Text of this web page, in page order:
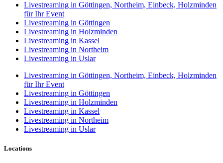
Livestreaming in Göttingen, Northeim, Einbeck, Holzminden
für Ihr Event
Livestreaming in Göttingen
Livestreaming in Holzminden
Livestreaming in Kassel
Livestreaming in Northeim
Livestreaming in Uslar
Livestreaming in Göttingen, Northeim, Einbeck, Holzminden
für Ihr Event
Livestreaming in Göttingen
Livestreaming in Holzminden
Livestreaming in Kassel
Livestreaming in Northeim
Livestreaming in Uslar
Locations